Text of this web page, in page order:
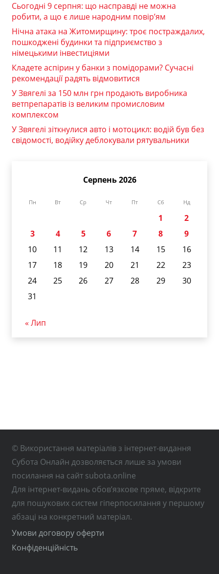
Сьогодні 9 серпня: що насправді не можна
робити, а що є лише народним повір’ям
Нічна атака на Житомирщину: троє постраждалих,
пошкоджені будинки та підприємство з
німецькими інвестиціями
Кладете аспірин у банки з помідорами? Сучасні
рекомендації радять відмовитися
У Звягелі за 150 млн грн продають виробника
ветпрепаратів із великим промисловим
комплексом
У Звягелі зіткнулися авто і мотоцикл: водій був без
свідомості, водійку деблокували рятувальники
Серпень 2026
Пн Вт Ср Чт Пт Сб Нд
1
2
3
4 5 6 7 8
9
10
11 12 13 14 15
16
17
18 19 20 21 22
23
24
25 26 27 28 29
30
31
« Лип
© Використання матеріалів з інтернет-видання
Субота Онлайн дозволяється лише за умови
посилання на сайт subota.online
Для інтернет-видань обов’язкове пряме, відкрите
для пошукових систем гіперпосилання у першому
абзаці на конкретний матеріал.
Умови договору оферти
Конфіденційність